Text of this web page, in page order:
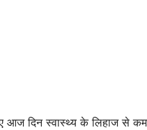
आज दिन स्वास्थ्य के लिहाज से